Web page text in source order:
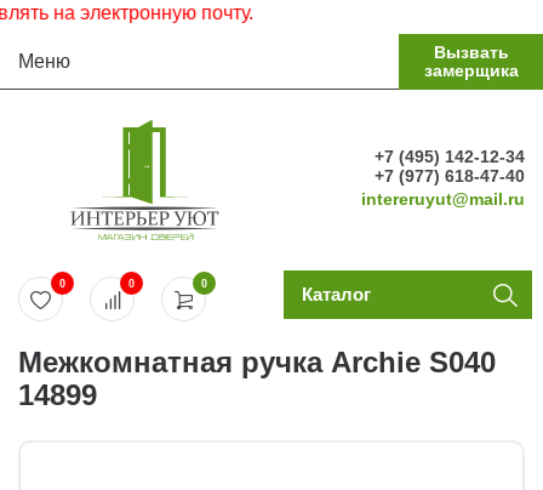
на электронную почту.
Меню
Вызвать
замерщика
+7 (495) 142-12-34
+7 (977) 618-47-40
intereruyut@mail.ru
0
0 0 Каталог
Межкомнатная ручка Archie S040
14899